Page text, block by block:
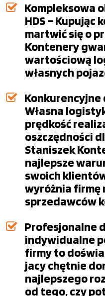
Kompleksowa
HDS – Kupując
martwić się o
Kontenery
wartościową
własnych
Konkurencyjne
Własna
prędkość
oszczędności
Staniszek
najlepsze
swoich
wyróżnia firmę
sprzedawców
Profesjonalne
indywidualne
firmy to
jacy chętnie
najlepszego
od tego, czy